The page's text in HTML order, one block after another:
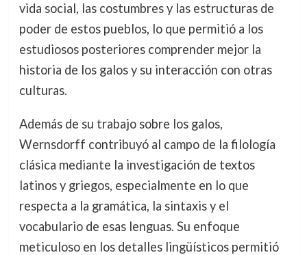
vida social, las costumbres y las estructuras de
poder de estos pueblos, lo que permitió a los
estudiosos posteriores comprender mejor la
historia de los galos y su interacción con otras
culturas.
Además de su trabajo sobre los galos,
Wernsdorff contribuyó al campo de la filología
clásica mediante la investigación de textos
latinos y griegos, especialmente en lo que
respecta a la gramática, la sintaxis y el
vocabulario de esas lenguas. Su enfoque
meticuloso en los detalles lingüísticos permitió